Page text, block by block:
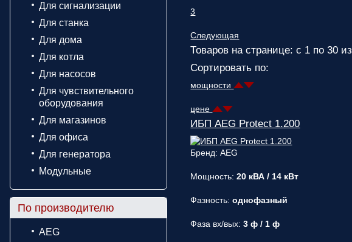
Для сигнализации
Для станка
Для дома
Для котла
Для насосов
Для чувствительного
оборудования
Для магазинов
Для офиса
Для генератора
Модульные
По производителю
AEG
3
Следующая
Товаров на странице: с 1 по 30
Сортировать по:
мощности
цене
ИБП AEG Protect 1.200
Бренд: AEG
Мощность:20 кВА / 14 кВт
Фазность:однофазный
Фаза вх/вых:3 ф / 1 ф